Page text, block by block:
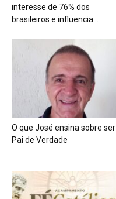
interesse de 76% dos
brasileiros e influencia...
O que José ensina sobre ser
Pai de Verdade